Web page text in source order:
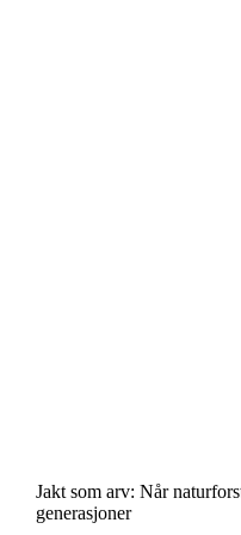
Jakt som arv: Når
generasjoner